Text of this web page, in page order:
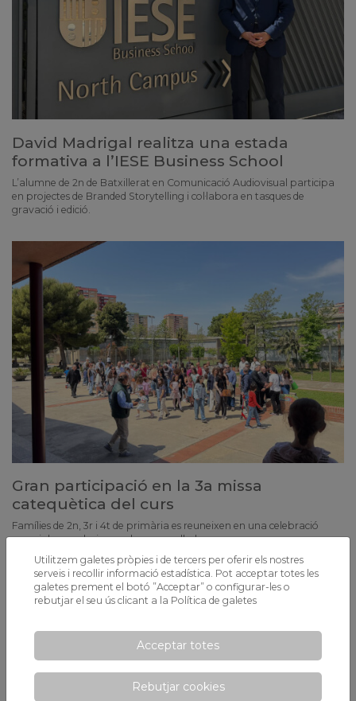
David Madrigal realitza una estada
formativa a l’IESE Business School
L’alumne de 2n de Batxillerat en Comunicació Audiovisual participa
en projectes de Branded Storytelling i col·labora en tasques de
gravació i edició.
Gran participació en la 3a missa
catequètica del curs
Famílies de 2n, 3r i 4t de primària es reuneixen en una celebració
especial que culmina amb una paellada.
Utilitzem galetes pròpies i de tercers per oferir els nostres
serveis i recollir informació estadística. Pot acceptar totes les
galetes prement el botó ”Acceptar” o configurar-les o
rebutjar el seu ús clicant a la Política de galetes
Acceptar totes
Rebutjar cookies